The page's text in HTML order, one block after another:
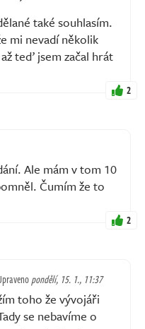
také souhlasím.
mi nevadí několik
teď jsem začal hrát
2
Ale mám v tom 10
Čumím že to
2
pondělí, 15. 1., 11:37
toho že vývojáři
se nebavíme o